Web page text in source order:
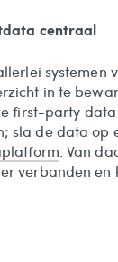
centraal
systemen
in te
first-party data
sla de data op
. Van
verbanden en